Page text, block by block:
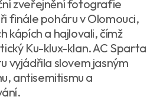
zveřejnění fotografie
finále poháru v Olomouci,
kápích a hajlovali, čímž
Ku-klux-klan. AC Sparta
vyjádřila slovem jasným
antisemitismu a